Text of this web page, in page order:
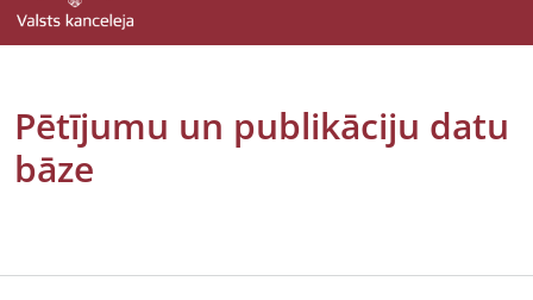
Pētījumu un publikāciju datu
bāze